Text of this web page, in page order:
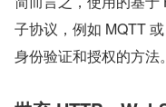
子协议，例如 MQTT
身份验证和授权的方法。